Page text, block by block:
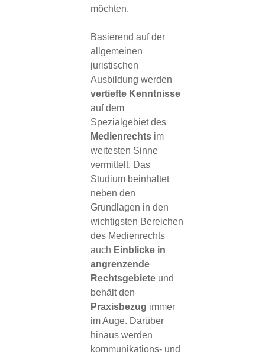
möchten.
Basierend auf der
allgemeinen
juristischen
Ausbildung werden
vertiefte Kenntnisse
auf dem
Spezialgebiet des
Medienrechtsim
weitesten Sinne
vermittelt. Das
Studium beinhaltet
neben den
Grundlagen in den
wichtigsten Bereichen
des Medienrechts
auch Einblicke in
angrenzende
Rechtsgebiete und
behält den
Praxisbezug immer
im Auge. Darüber
hinaus werden
kommunikations- und